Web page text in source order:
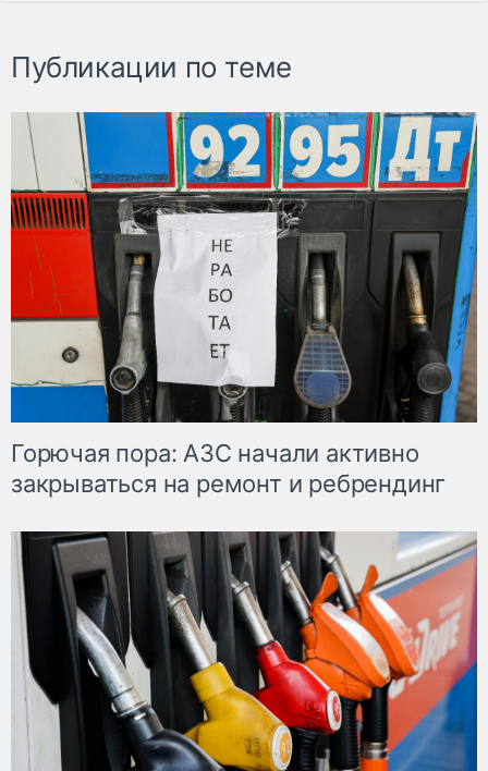
Публикации по теме
Горючая пора: АЗС начали активно
закрываться на ремонт и ребрендинг